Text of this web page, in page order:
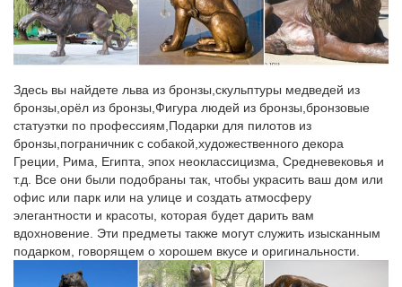
17смЧугун.
Статуэтки и аксессуары AroraDesign | Каталог
статуэтки собак в качестве новогоднего подарка очень
актуальны.Соблюдая такт и чувство меры, вы сможете купить
символ года в розницу и оптом в подарок своим близким,
друзьям, коллегам.
символ 2018 года – Собака | Веселый фарфор
символ 2018 года – Собака. По популярности По новизне По
цене: по возрастанию По цене: по убыванию.Статуэтка
фарфоровая Собака с косточкой пожеланием Здоровья.
250.00руб.
Здесь вы найдете льва из бронзы,скульптуры медведей из
бронзы,орёл из бронзы,Фигура людей из бронзы,бронзовые
статуэтки по профессиям,Подарки для пилотов из
бронзы,пограничник с собакой,художественного декора
Греции, Рима, Египта, эпох неоклассицизма, Средневековья и
т.д. Все они были подобраны так, чтобы украсить ваш дом или
офис или парк или на улице и создать атмосферу
элегантности и красоты, которая будет дарить вам
вдохновение. Эти предметы также могут служить изысканным
подарком, говорящем о хорошем вкусе и оригинальности.